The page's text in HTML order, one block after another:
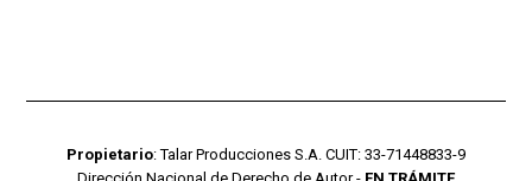
Propietario: Talar Producciones S.A. CUIT: 33-71448833-9